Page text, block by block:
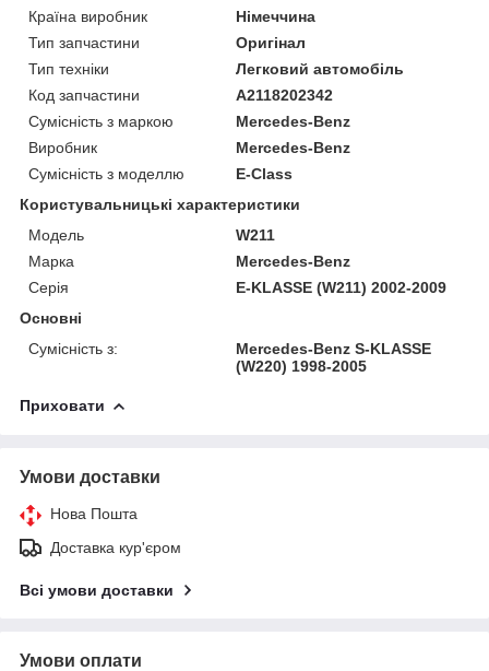
Країна виробник
Німеччина
Тип запчастини
Оригінал
Тип техніки
Легковий автомобіль
Код запчастини
A2118202342
Сумісність з маркою
Mercedes-Benz
Виробник
Mercedes-Benz
Сумісність з моделлю
E-Class
Користувальницькі характеристики
Модель
W211
Марка
Mercedes-Benz
Серія
E-KLASSE (W211) 2002-2009
Основні
Сумісність з:
Mercedes-Benz S-KLASSE
(W220) 1998-2005
Приховати
Умови доставки
Нова Пошта
Доставка кур'єром
Всі умови доставки
Умови оплати